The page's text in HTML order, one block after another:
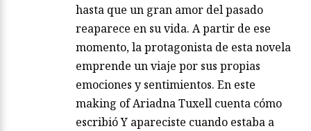
hasta que un gran amor del pasado
reaparece en su vida. A partir de ese
momento, la protagonista de esta novela
emprende un viaje por sus propias
emociones y sentimientos. En este
making of Ariadna Tuxell cuenta cómo
escribió Y apareciste cuando estaba a